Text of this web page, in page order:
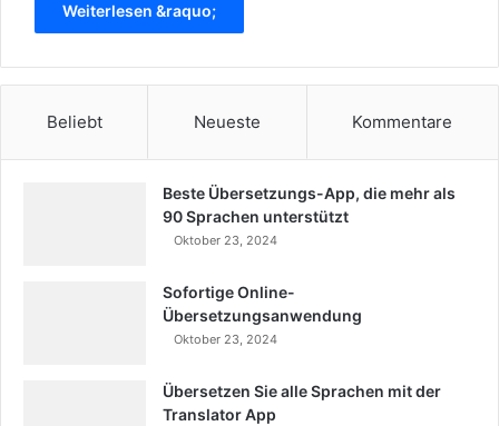
Weiterlesen &raquo;
Beliebt Neueste Kommentare
Beste Übersetzungs-App, die mehr als
90 Sprachen unterstützt
Oktober 23, 2024
Sofortige Online-
Übersetzungsanwendung
Oktober 23, 2024
Übersetzen Sie alle Sprachen mit der
Translator App